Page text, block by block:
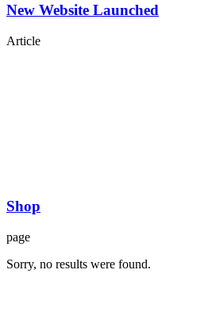
New Website Launched
Article
Shop
page
Sorry, no results were found.